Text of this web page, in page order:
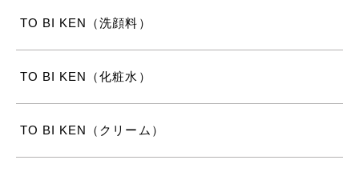
TO BI KEN（洗顔料）
TO BI KEN（化粧水）
TO BI KEN（クリーム）